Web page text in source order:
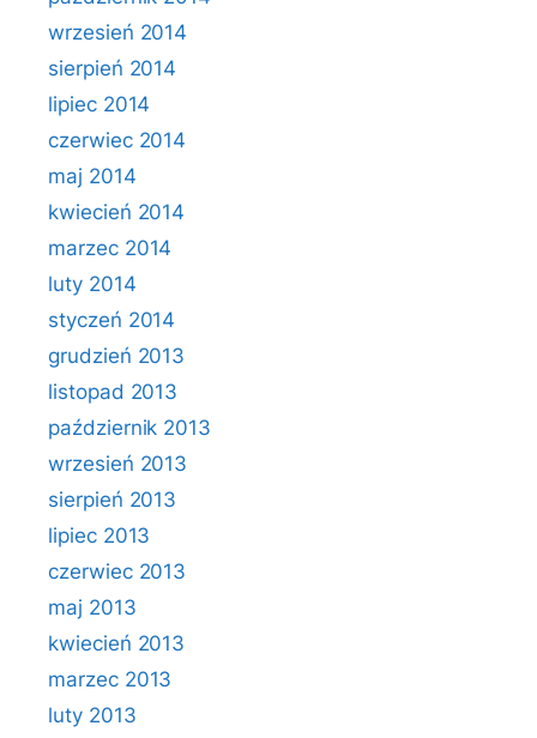
wrzesień 2014
sierpień 2014
lipiec 2014
czerwiec 2014
maj 2014
kwiecień 2014
marzec 2014
luty 2014
styczeń 2014
grudzień 2013
listopad 2013
październik 2013
wrzesień 2013
sierpień 2013
lipiec 2013
czerwiec 2013
maj 2013
kwiecień 2013
marzec 2013
luty 2013